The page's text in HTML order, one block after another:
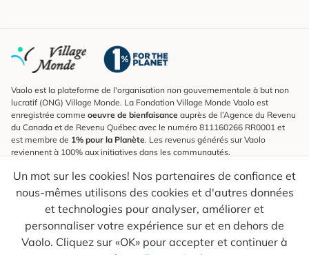
Un mot sur les cookies! Nos partenaires de confiance et
nous-mêmes utilisons des cookies et d'autres données
et technologies pour analyser, améliorer et
personnaliser votre expérience sur et en dehors de
Vaolo. Cliquez sur «OK» pour accepter et continuer à
Vaolo est la plateforme de l'organisation non gouvernementale à but non
lucratif (ONG) Village Monde. La Fondation Village Monde Vaolo est
enregistrée comme oeuvre de bienfaisance auprès de l’Agence du Revenu
du Canada et de Revenu Québec avec le numéro 811160266 RR0001 et
est membre de 1% pour la Planète. Les revenus générés sur Vaolo
reviennent à 100% aux initiatives dans les communautés.
S'inscrire à l'infolettre
Pour connaître les nouveautés, suivre nos explorateurs et recevoir des
astuces pour des voyages plus conscients.
Ton courriel Envoyer